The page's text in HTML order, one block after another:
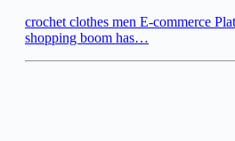
crochet clothes men E-commerce
shopping boom has…